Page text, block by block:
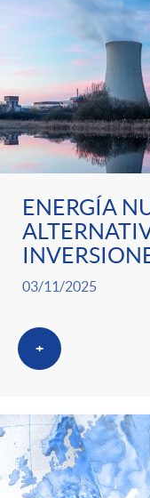
ENERGÍA
03/11/2025
+